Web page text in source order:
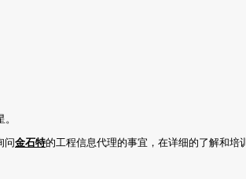
问金石特的工程信息代理的事宜，在详细的了解和培